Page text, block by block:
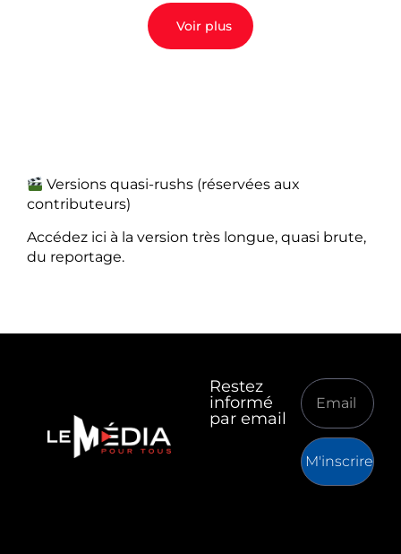
Voir plus
Versions quasi-rushs (réservées aux
contributeurs)
Accédez ici à la version très longue, quasi brute,
du reportage.
Restez
informé
par email
M'inscrire